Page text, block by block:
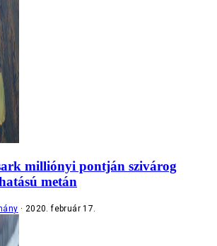
milliónyi pontján szivárog
metán
2020. február 17.